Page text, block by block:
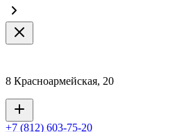
8 Красноармейская, 20
+7 (812) 603-75-20